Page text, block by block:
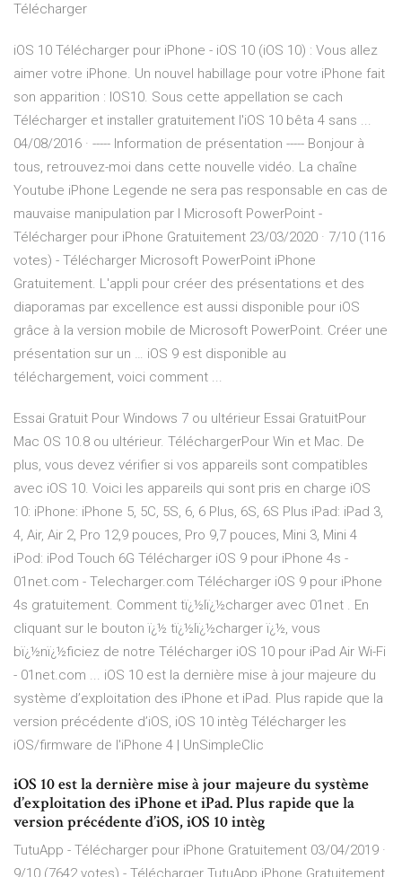
Télécharger
iOS 10 Télécharger pour iPhone - iOS 10 (iOS 10) : Vous allez
aimer votre iPhone. Un nouvel habillage pour votre iPhone fait
son apparition : IOS10. Sous cette appellation se cach
Télécharger et installer gratuitement l'iOS 10 bêta 4 sans ...
04/08/2016 · ----- Information de présentation ----- Bonjour à
tous, retrouvez-moi dans cette nouvelle vidéo. La chaîne
Youtube iPhone Legende ne sera pas responsable en cas de
mauvaise manipulation par l Microsoft PowerPoint -
Télécharger pour iPhone Gratuitement 23/03/2020 · 7/10 (116
votes) - Télécharger Microsoft PowerPoint iPhone
Gratuitement. L'appli pour créer des présentations et des
diaporamas par excellence est aussi disponible pour iOS
grâce à la version mobile de Microsoft PowerPoint. Créer une
présentation sur un … iOS 9 est disponible au
téléchargement, voici comment ...
Essai Gratuit Pour Windows 7 ou ultérieur Essai GratuitPour
Mac OS 10.8 ou ultérieur. TéléchargerPour Win et Mac. De
plus, vous devez vérifier si vos appareils sont compatibles
avec iOS 10. Voici les appareils qui sont pris en charge iOS
10: iPhone: iPhone 5, 5C, 5S, 6, 6 Plus, 6S, 6S Plus iPad: iPad 3,
4, Air, Air 2, Pro 12,9 pouces, Pro 9,7 pouces, Mini 3, Mini 4
iPod: iPod Touch 6G Télécharger iOS 9 pour iPhone 4s -
01net.com - Telecharger.com Télécharger iOS 9 pour iPhone
4s gratuitement. Comment tï¿½lï¿½charger avec 01net . En
cliquant sur le bouton ï¿½ tï¿½lï¿½charger ï¿½, vous
bï¿½nï¿½ficiez de notre Télécharger iOS 10 pour iPad Air Wi-Fi
- 01net.com ... iOS 10 est la dernière mise à jour majeure du
système d’exploitation des iPhone et iPad. Plus rapide que la
version précédente d’iOS, iOS 10 intèg Télécharger les
iOS/firmware de l'iPhone 4 | UnSimpleClic
iOS 10 est la dernière mise à jour majeure du système
d’exploitation des iPhone et iPad. Plus rapide que la
version précédente d’iOS, iOS 10 intèg
TutuApp - Télécharger pour iPhone Gratuitement 03/04/2019 ·